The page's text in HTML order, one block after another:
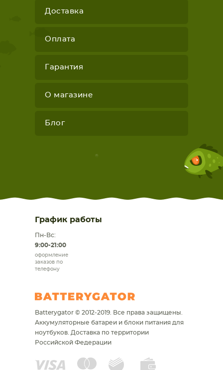
Доставка
Оплата
Гарантия
О магазине
Блог
График работы
Пн-Вс:
9:00-21:00
оформление
заказов по
телефону
Batterygator © 2012-2019. Все права защищены.
Аккумуляторные батареи и блоки питания для
ноутбуков. Доставка по территории
Российской Федерации